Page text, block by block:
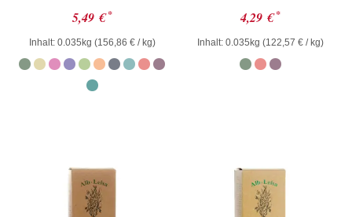
Bewertet
mit
0
von
5
5,49 € *
Inhalt: 0.035kg (156,86 €/ kg)
Bewertet
mit
0
von
4,29 € *
Inhalt: 0.035kg (122,57 €/ kg)